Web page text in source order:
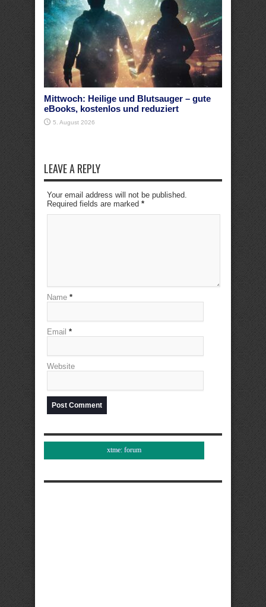
Mittwoch: Heilige und Blutsauger – gute
eBooks, kostenlos und reduziert
5. August 2026
LEAVE A REPLY
Your email address will not be published.
Required fields are marked *
Name *
Email *
Website
xtme: forum